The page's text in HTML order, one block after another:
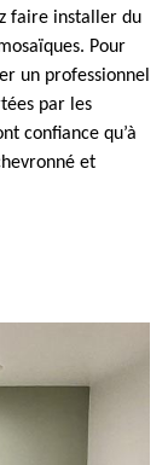
faire installer du
Pour
un professionnel
par les
confiance qu’à
et